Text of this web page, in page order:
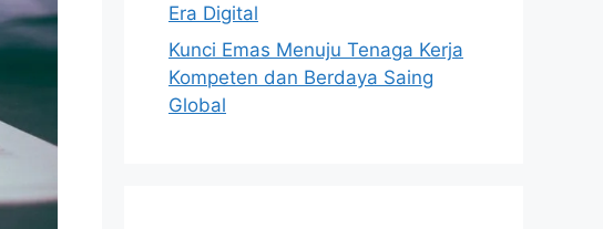
Era Digital
Kunci Emas Menuju Tenaga Kerja
Kompeten dan Berdaya Saing
Global